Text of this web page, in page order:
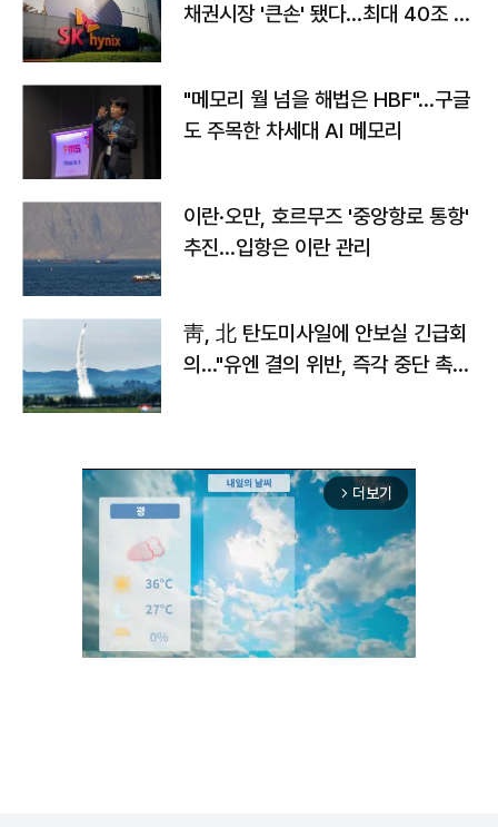
채권시장 '큰손' 됐다…최대 40조 투
"메모리 월 넘을 해법은 HBF"…구글
도 주목한 차세대 AI 메모리
이란·오만, 호르무즈 '중앙항로 통항'
추진…입항은 이란 관리
靑, 北 탄도미사일에 안보실 긴급회
의…"유엔 결의 위반, 즉각 중단 촉
arrow_forward_ios 더보기